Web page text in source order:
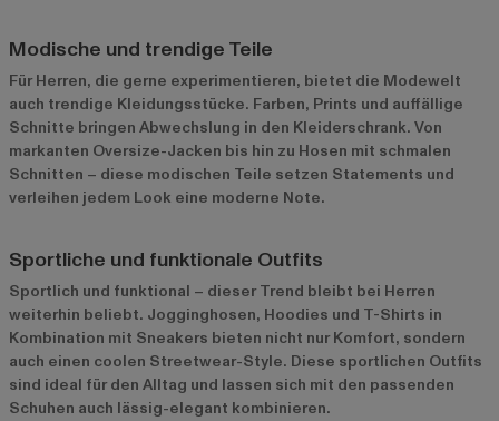
Modische und trendige Teile
Für Herren, die gerne experimentieren, bietet die Modewelt
auch trendige Kleidungsstücke. Farben, Prints und auffällige
Schnitte bringen Abwechslung in den Kleiderschrank. Von
markanten Oversize-Jacken bis hin zu Hosen mit schmalen
Schnitten – diese modischen Teile setzen Statements und
verleihen jedem Look eine moderne Note.
Sportliche und funktionale Outfits
Sportlich und funktional – dieser Trend bleibt bei Herren
weiterhin beliebt. Jogginghosen, Hoodies und T-Shirts in
Kombination mit Sneakers bieten nicht nur Komfort, sondern
auch einen coolen Streetwear-Style. Diese sportlichen Outfits
sind ideal für den Alltag und lassen sich mit den passenden
Schuhen auch lässig-elegant kombinieren.